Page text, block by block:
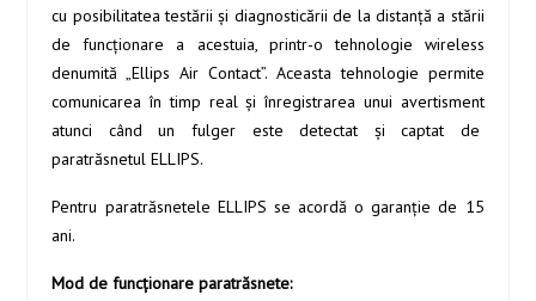
cu posibilitatea testării şi diagnosticării de la distanţă a stării
de funcţionare a acestuia, printr-o tehnologie wireless
denumită „Ellips Air Contact”. Aceasta tehnologie permite
comunicarea în timp real şi înregistrarea unui avertisment
atunci când un fulger este detectat şi captat de
paratrăsnetul ELLIPS.
Pentru paratrăsnetele ELLIPS se acordă o garanţie de 15
ani.
Mod de funcționare paratrăsnete: